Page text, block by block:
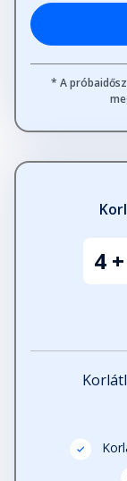
23.
Fejezet
24. Eger
Fejezet
25.
Fejezet
27. A
28.
Fejezet
* A
4